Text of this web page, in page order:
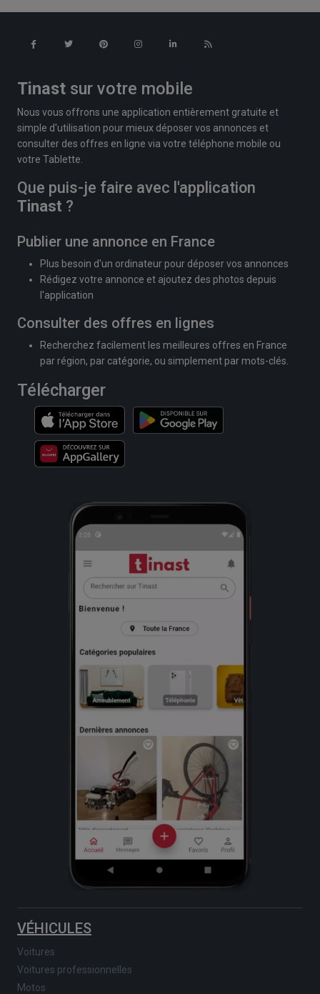
Tinast sur votre mobile
Nous vous offrons une application entièrement gratuite et
simple d'utilisation pour mieux déposer vos annonces et
consulter des offres en ligne via votre téléphone mobile ou
votre Tablette.
Que puis-je faire avec l'application
Tinast ?
Publier une annonce en France
Plus besoin d'un ordinateur pour déposer vos annonces
Rédigez votre annonce et ajoutez des photos depuis
l'application
Consulter des offres en lignes
Recherchez facilement les meilleures offres en France
par région, par catégorie, ou simplement par mots-clés.
Télécharger
VÉHICULES
Voitures
Voitures professionnelles
Motos